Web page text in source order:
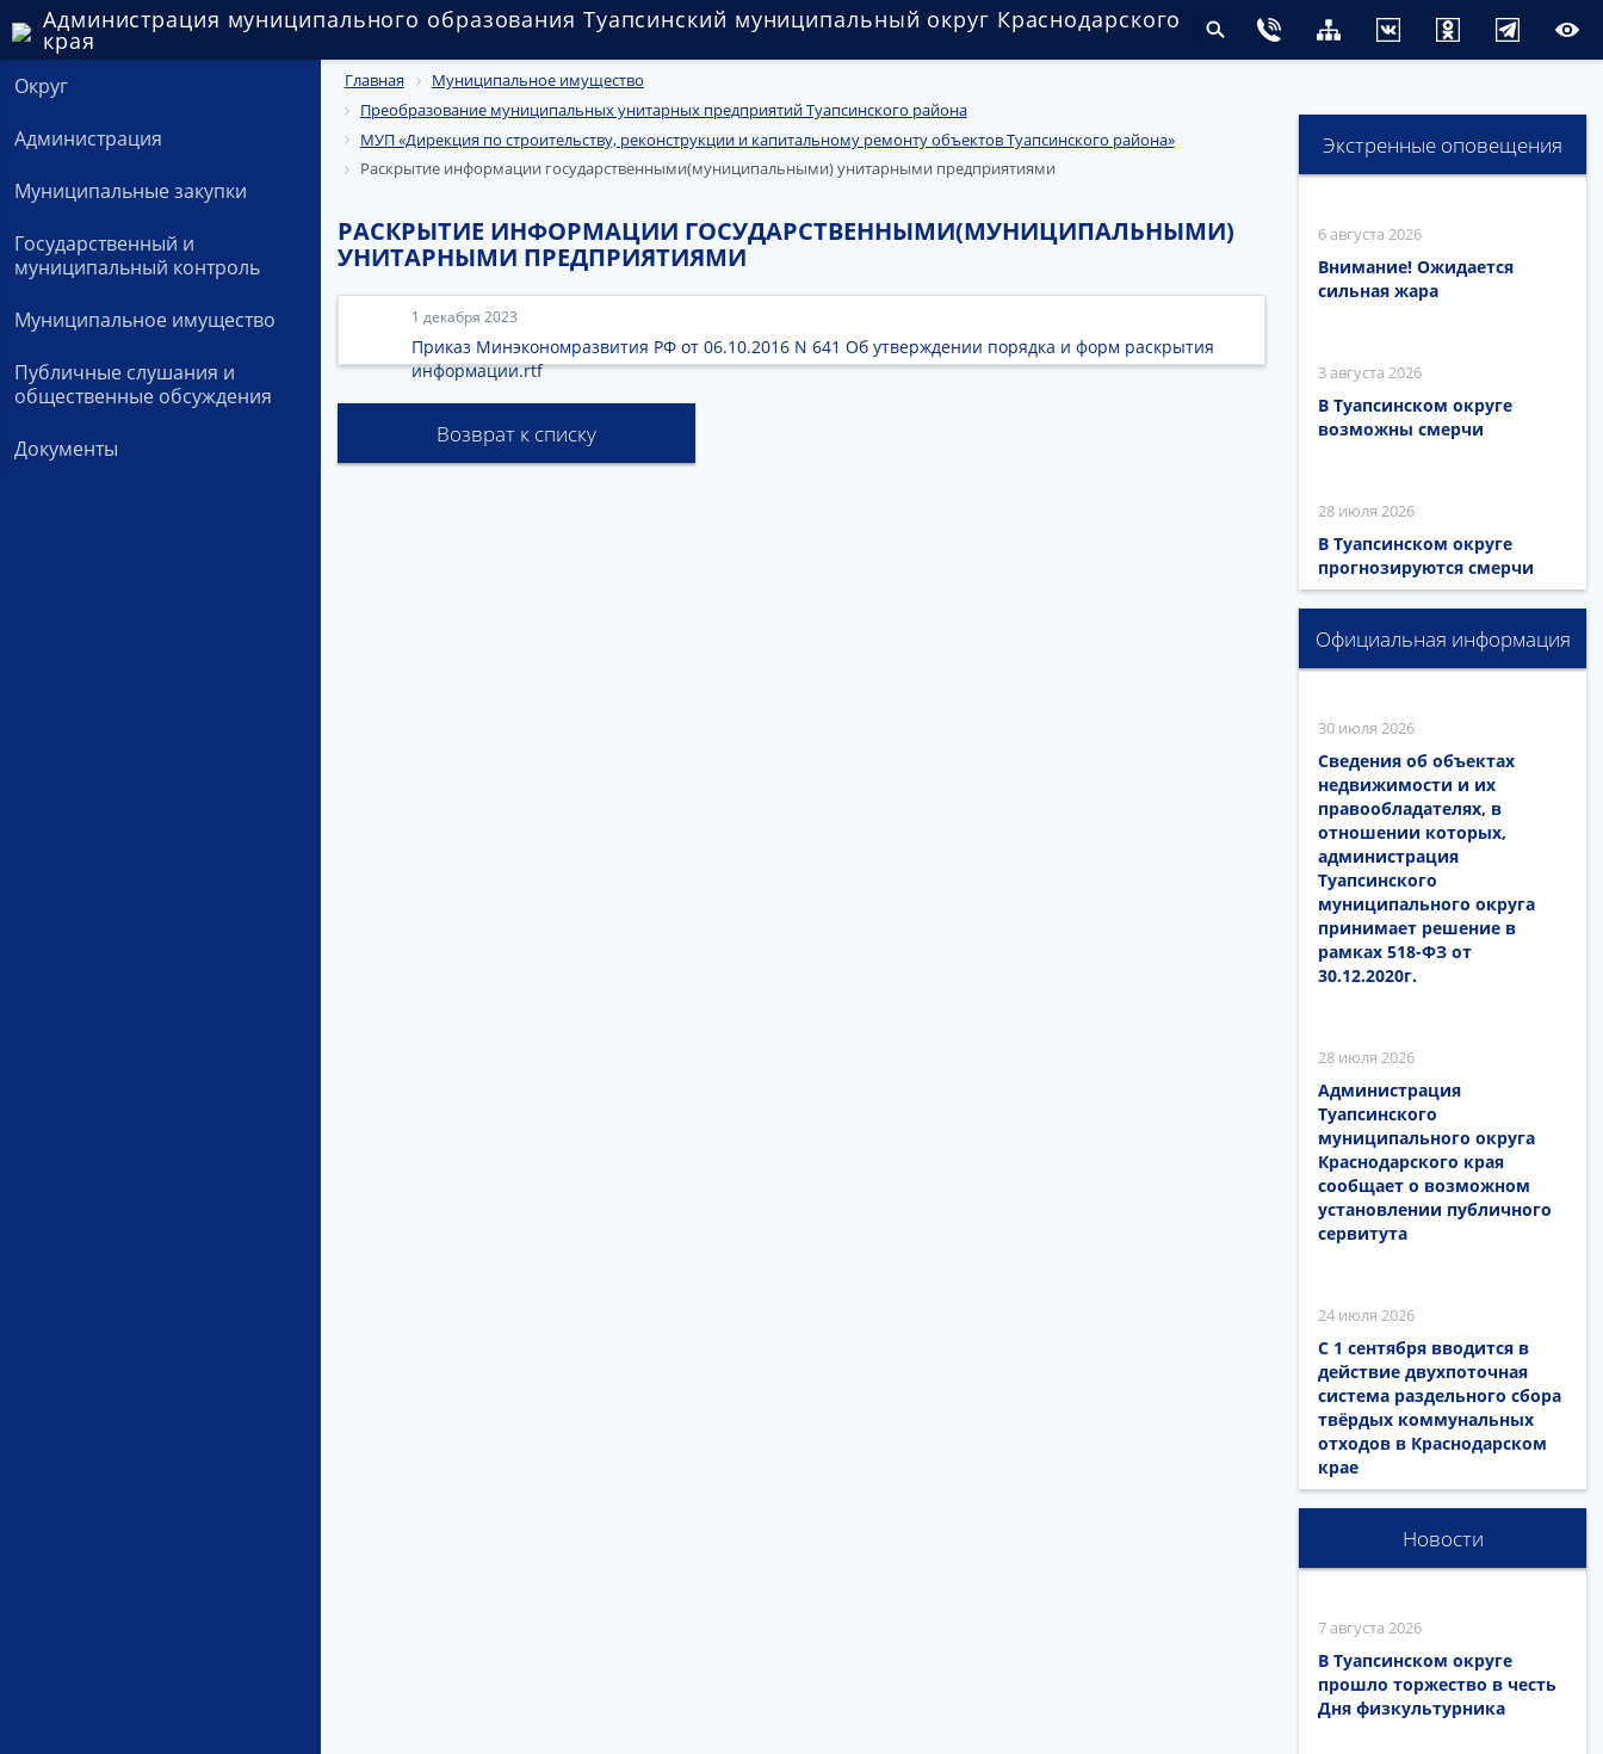
Администрация муниципального образования Туапсинский муниципальный округ Краснодарского
края
Округ
Администрация
Муниципальные закупки
Государственный и
муниципальный контроль
Муниципальное имущество
Публичные слушания и
общественные обсуждения
Документы
Главная
Муниципальное имущество
Преобразование муниципальных унитарных предприятий Туапсинского района
МУП «Дирекция по строительству, реконструкции и капитальному ремонту объектов Туапсинского района»
Раскрытие информации государственными(муниципальными) унитарными предприятиями
РАСКРЫТИЕ ИНФОРМАЦИИ ГОСУДАРСТВЕННЫМИ(МУНИЦИПАЛЬНЫМИ)
УНИТАРНЫМИ ПРЕДПРИЯТИЯМИ
1 декабря 2023
Приказ Минэкономразвития РФ от 06.10.2016 N 641 Об утверждении порядка и форм раскрытия
информации.rtf
Возврат к списку
Экстренные оповещения
6 августа 2026
Внимание! Ожидается
сильная жара
3 августа 2026
В Туапсинском округе
возможны смерчи
28 июля 2026
В Туапсинском округе
прогнозируются смерчи
Официальная информация
30 июля 2026
Сведения об объектах
недвижимости и их
правообладателях, в
отношении которых,
администрация
Туапсинского
муниципального округа
принимает решение в
рамках 518-ФЗ от
30.12.2020г.
28 июля 2026
Администрация
Туапсинского
муниципального округа
Краснодарского края
сообщает о возможном
установлении публичного
сервитута
24 июля 2026
С 1 сентября вводится в
действие двухпоточная
система раздельного сбора
твёрдых коммунальных
отходов в Краснодарском
крае
Новости
7 августа 2026
В Туапсинском округе
прошло торжество в честь
Дня физкультурника